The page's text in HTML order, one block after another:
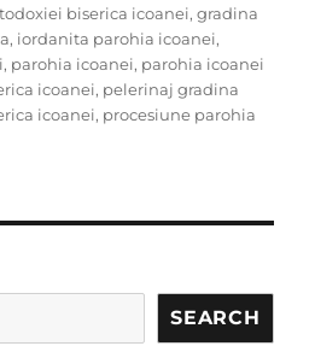
biserica icoanei,gradina
, iordanita parohia icoanei,
, parohia icoanei, parohia icoanei
icoanei, pelerinaj gradina
icoanei, procesiune parohia
SEARCH